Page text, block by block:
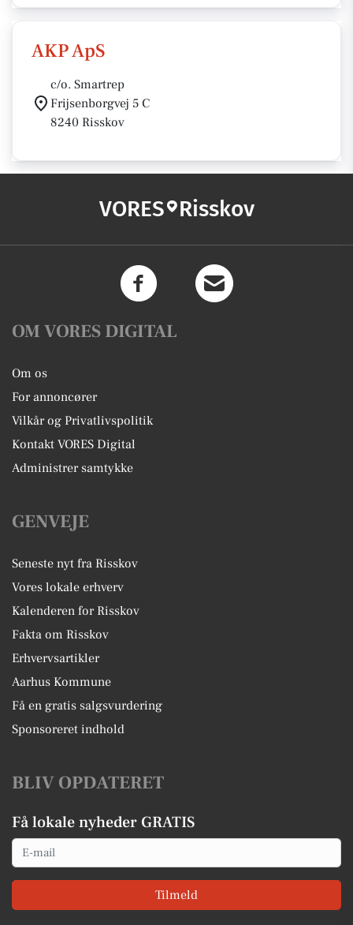
AKP ApS
c/o. Smartrep
Frijsenborgvej 5 C
8240 Risskov
VORES Risskov
OM VORES DIGITAL
Om os
For annoncører
Vilkår og Privatlivspolitik
Kontakt VORES Digital
Administrer samtykke
GENVEJE
Seneste nyt fra Risskov
Vores lokale erhverv
Kalenderen for Risskov
Fakta om Risskov
Erhvervsartikler
Aarhus Kommune
Få en gratis salgsvurdering
Sponsoreret indhold
BLIV OPDATERET
Få lokale nyheder GRATIS
Email
Tilmeld